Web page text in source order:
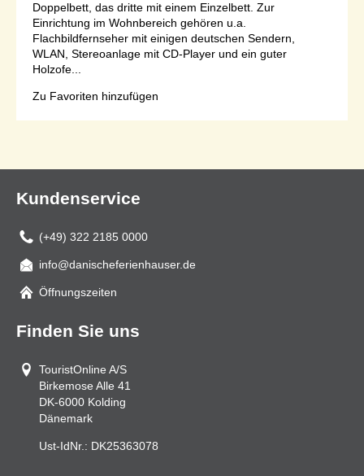
Doppelbett, das dritte mit einem Einzelbett. Zur
Einrichtung im Wohnbereich gehören u.a.
Flachbildfernseher mit einigen deutschen Sendern,
WLAN, Stereoanlage mit CD-Player und ein guter
Holzofe...
Zu Favoriten hinzufügen
Kundenservice
(+49) 322 2185 0000
Mail
info@danischeferienhauser.de
Öffnungszeiten
Finden Sie uns
TouristOnline A/S
Birkemose Alle 41
DK-6000 Kolding
Dänemark
Ust-IdNr.: DK25363078